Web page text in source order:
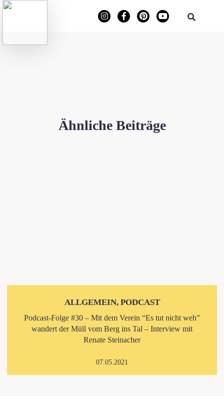
Ähnliche Beiträge
ALLGEMEIN, PODCAST
Podcast-Folge #30 – Mit dem Verein “Es tut nicht weh”
wandert der Müll vom Berg ins Tal – Interview mit
Renate Steinacher
07.05.2021